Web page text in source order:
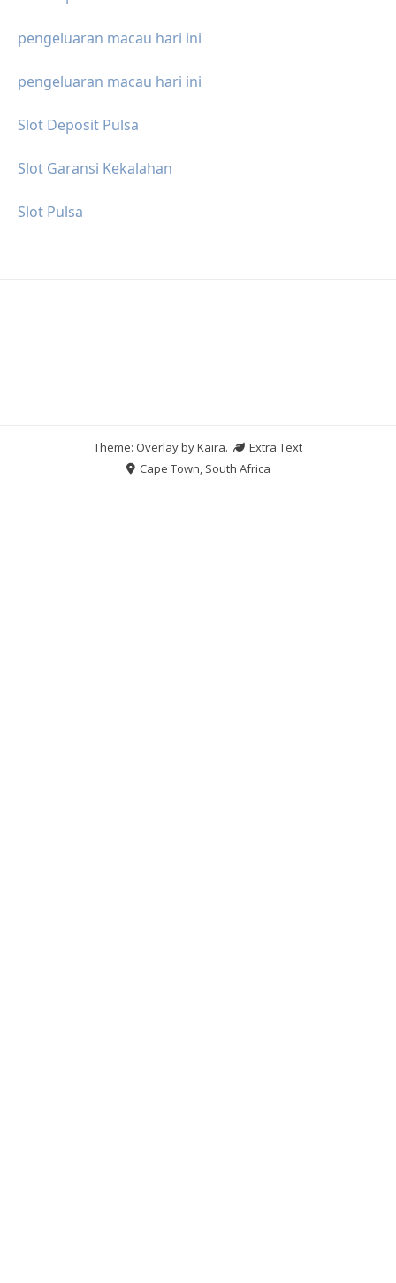
pengeluaran macau hari ini
pengeluaran macau hari ini
Slot Deposit Pulsa
Slot Garansi Kekalahan
Slot Pulsa
Theme: Overlay byKaira.
Extra Text
Cape Town, South Africa